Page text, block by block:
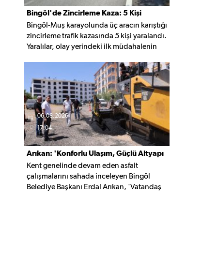
Bingöl'de Zincirleme Kaza: 5 Kişi
Yaralandı
Bingöl-Muş karayolunda üç aracın karıştığı
zincirleme trafik kazasında 5 kişi yaralandı.
Yaralılar, olay yerindeki ilk müdahalenin
06.08.2026
17:04
Arıkan: 'Konforlu Ulaşım, Güçlü Altyapı
İçin Çalışıyoruz'
Kent genelinde devam eden asfalt
çalışmalarını sahada inceleyen Bingöl
Belediye Başkanı Erdal Arıkan, 'Vatandaş